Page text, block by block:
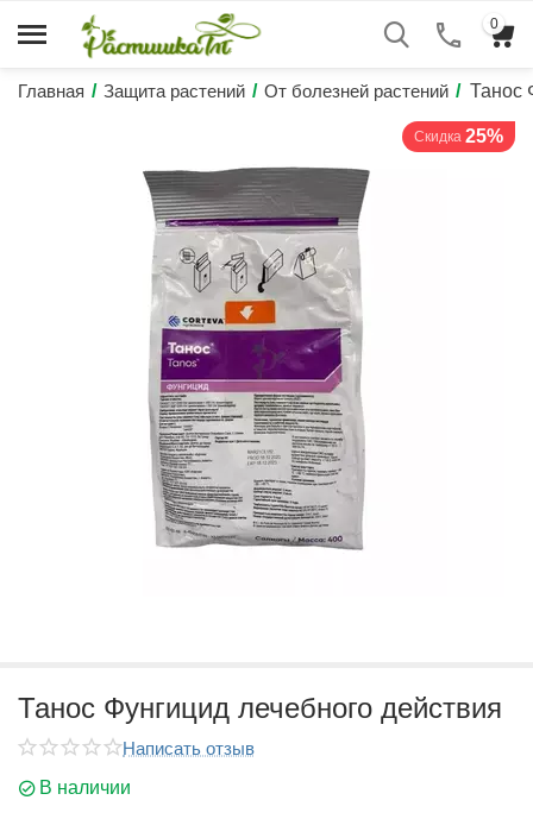
0
Главная / Защита растений / От болезней растений / Танос
Скидка 25%
Танос Фунгицид лечебного действия
Написать отзыв
В наличии